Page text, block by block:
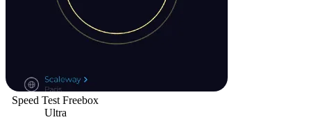
Speed Test Freebox
Ultra